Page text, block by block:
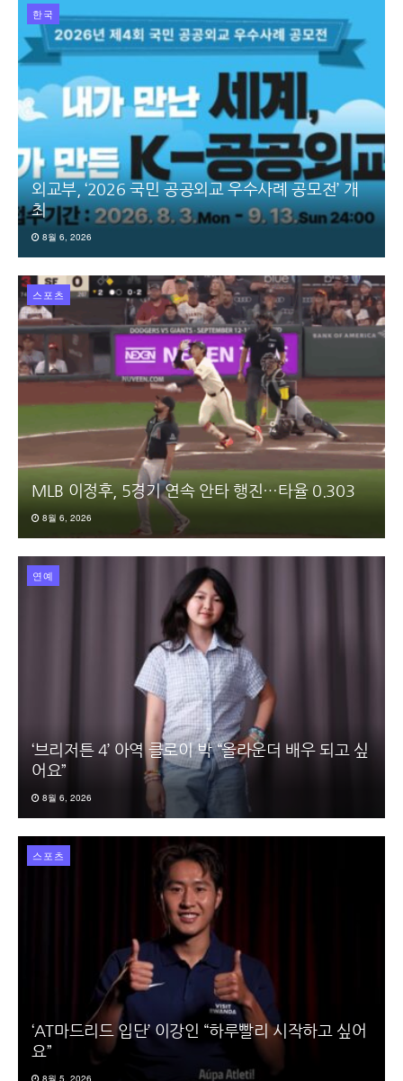
한국
외교부, ‘2026 국민 공공외교 우수사례 공모전’ 개
최
8월 6, 2026
스포츠
MLB 이정후, 5경기 연속 안타 행진…타율 0.303
8월 6, 2026
연예
‘브리저튼 4’ 아역 클로이 박 “올라운더 배우 되고 싶
어요”
8월 6, 2026
스포츠
‘AT마드리드 입단’ 이강인 “하루빨리 시작하고 싶어
요”
8월 5, 2026